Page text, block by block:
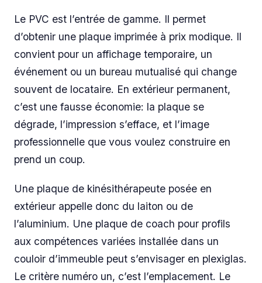
Le PVC est l’entrée de gamme. Il permet
d’obtenir une plaque imprimée à prix modique. Il
convient pour un affichage temporaire, un
événement ou un bureau mutualisé qui change
souvent de locataire. En extérieur permanent,
c’est une fausse économie: la plaque se
dégrade, l’impression s’efface, et l’image
professionnelle que vous voulez construire en
prend un coup.
Une plaque de kinésithérapeute posée en
extérieur appelle donc du laiton ou de
l’aluminium. Une plaque de coach pour profils
aux compétences variées installée dans un
couloir d’immeuble peut s’envisager en plexiglas.
Le critère numéro un, c’est l’emplacement. Le